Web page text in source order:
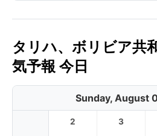
タリハ、ボリビア共
気予報 今日
Sunday, August
2 3